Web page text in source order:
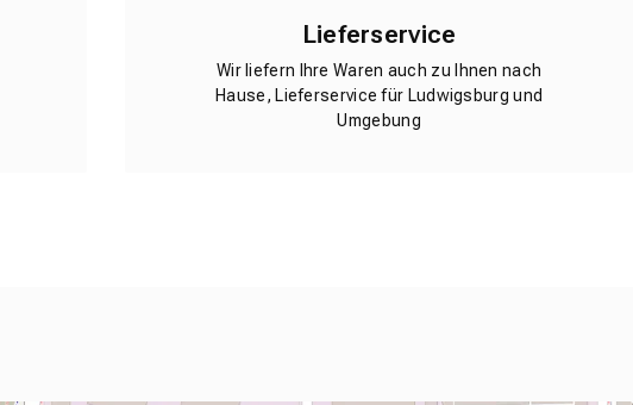
Lieferservice
Wir liefern Ihre Waren auch zu Ihnen nach
Hause, Lieferservice für Ludwigsburg und
Umgebung